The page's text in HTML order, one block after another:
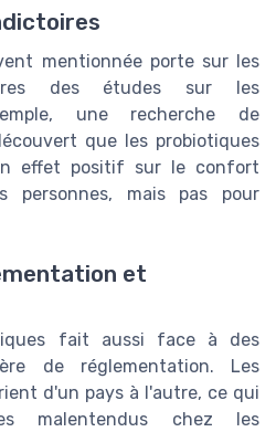
mentionnée porte sur les
des études sur les
une recherche de
que les probiotiques
effet positif sur le confort
personnes, mais pas pour
et
fait aussi face à des
de réglementation. Les
d'un pays à l'autre, ce qui
malentendus chez les